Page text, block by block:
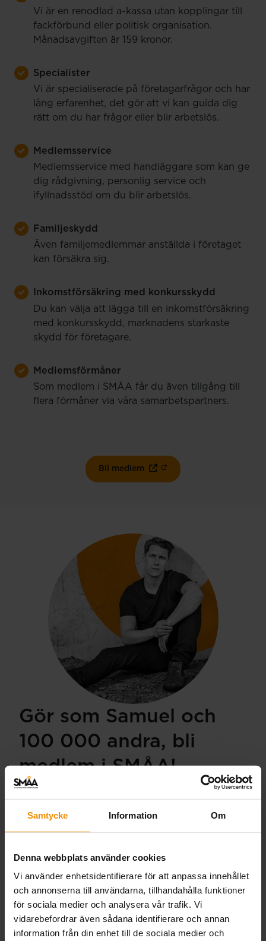
Samtycke Information Om
Denna webbplats använder cookies
Vi använder enhetsidentifierare för att anpassa innehållet
och annonserna till användarna, tillhandahålla funktioner
för sociala medier och analysera vår trafik. Vi
vidarebefordrar även sådana identifierare och annan
information från din enhet till de sociala medier och
Vi är en renodlad a-kassa utan kopplingar till
fackförbund eller politisk organisation.
Månadsavgiften är 159 kronor.
Specialister
Vi är specialiserade på företagarfrågor och har
lång erfarenhet, det gör att vi kan guida dig
rätt om du har frågor eller blir arbetslös.
Medlemsservice
Medlemsservice med handläggare som kan ge
dig rådgivning, personlig service och
ifyllnadsstöd om du blir arbetslös.
Familjeskydd
Även familjemedlemmar anställda i företaget
kan försäkra sig.
Inkomstförsäkring med konkursskydd
Du kan välja att lägga till en inkomstförsäkring
med konkursskydd, marknadens starkaste
skydd för företagare.
Medlemsförmåner
Som medlem i SMÅA får du även tillgång till
flera förmåner via våra samarbetspartners.
Bli medlem
Gör som Samuel och
100 000 andra, bli
medlem i SMÅA!
”SMÅA är en trygghet, precis som vilken
Samuel Holmström, vd Lundqvist Trävaru
Vem kan bli medlem?